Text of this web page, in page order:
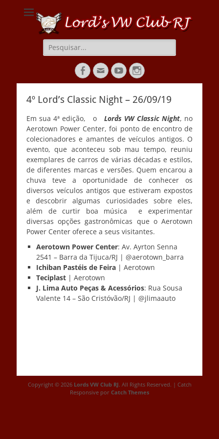
Lords VW Club RJ
Pesquisar
por:
Facebook
EmailYouTubeInstagram
4º Lord’s Classic Night – 26/09/19
Em sua 4ª edição, o Lord´s VW Classic Night, no
Aerotown Power Center, foi ponto de encontro de
colecionadores e amantes de veículos antigos. O
evento, que aconteceu sob mau tempo, reuniu
exemplares de carros de várias décadas e estilos,
de diferentes marcas e versões. Quem encarou a
chuva teve a oportunidade de conhecer os
diversos veículos antigos que estiveram expostos
e descobrir algumas curiosidades sobre eles,
além de curtir boa música e experimentar
diversas opções gastronômicas que o Aerotown
Power Center oferece a seus visitantes.
Aerotown Power Center: Av. Ayrton Senna
2541 – Barra da Tijuca/RJ | @aerotown_barra
Ichiban Pastéis de Feira | Aerotown
Teciplast | Aerotown
J. Lima Auto Peças & Acessórios: Rua Sousa
Valente 14 – São Cristóvão/RJ | @jlimaauto
Copyright © 2026 Lords VW Club RJ. All Rights Reserved. | Catch
Responsive por Catch Themes